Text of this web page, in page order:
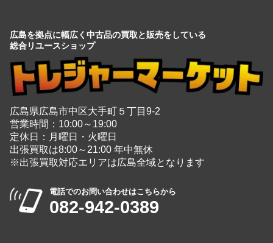
広島県広島市中区大手町５丁目9-2
営業時間：10:00～19:00
定休日：月曜日・火曜日
出張買取は8:00～21:00 年中無休
※出張買取対応エリアは広島全域となります
電話でのお問い合わせはこちらから
082-942-0389
・ 買取商品情報
家電 ＋
玩具